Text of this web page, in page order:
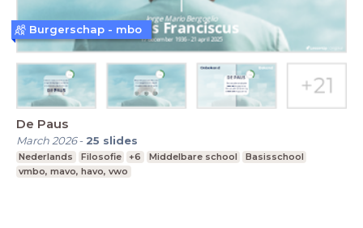
De Paus
March 2026- 25 slides
Nederlands Filosofie +6 Middelbare school
Basisschool
vmbo, mavo, havo, vwo
Burgerschap - mbo